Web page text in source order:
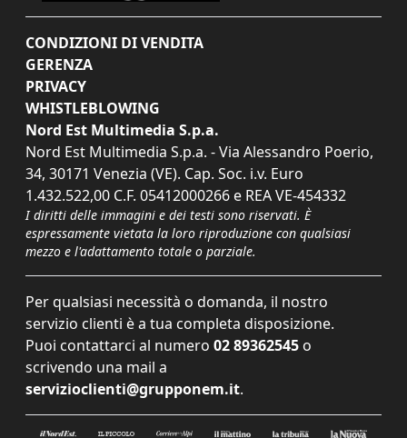
CONDIZIONI DI VENDITA
GERENZA
PRIVACY
WHISTLEBLOWING
Nord Est Multimedia S.p.a.
Nord Est Multimedia S.p.a. - Via Alessandro Poerio,
34, 30171 Venezia (VE). Cap. Soc. i.v. Euro
1.432.522,00 C.F. 05412000266 e REA VE-454332
I diritti delle immagini e dei testi sono riservati. È
espressamente vietata la loro riproduzione con qualsiasi
mezzo e l'adattamento totale o parziale.
Per qualsiasi necessità o domanda, il nostro
servizio clienti è a tua completa disposizione.
Puoi contattarci al numero 02 89362545 o
scrivendo una mail a
servizioclienti@grupponem.it.